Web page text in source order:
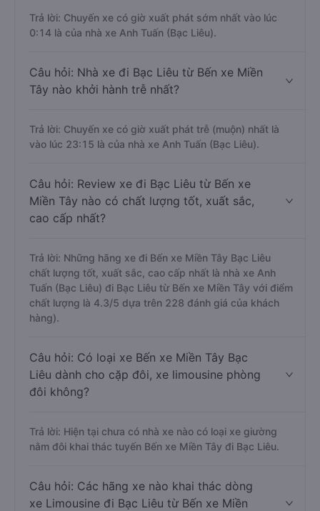
Trả lời: Chuyến xe có giờ xuất phát sớm nhất vào lúc
0:14 là của nhà xe Anh Tuấn (Bạc Liêu).
Câu hỏi: Nhà xe đi Bạc Liêu từ Bến xe Miền
Tây nào khởi hành trễ nhất?
Trả lời: Chuyến xe có giờ xuất phát trễ (muộn) nhất là
vào lúc 23:15 là của nhà xe Anh Tuấn (Bạc Liêu).
Câu hỏi: Review xe đi Bạc Liêu từ Bến xe
Miền Tây nào có chất lượng tốt, xuất sắc,
cao cấp nhất?
Trả lời: Những hãng xe đi Bến xe Miền Tây Bạc Liêu
chất lượng tốt, xuất sắc, cao cấp nhất là nhà xe Anh
Tuấn (Bạc Liêu) đi Bạc Liêu từ Bến xe Miền Tây với điểm
chất lượng là 4.3/5 dựa trên 228 đánh giá của khách
hàng).
Câu hỏi: Có loại xe Bến xe Miền Tây Bạc
Liêu dành cho cặp đôi, xe limousine phòng
đôi không?
Trả lời: Hiện tại chưa có nhà xe nào có loại xe giường
nằm đôi khai thác tuyến Bến xe Miền Tây đi Bạc Liêu.
Câu hỏi: Các hãng xe nào khai thác dòng
xe Limousine đi Bạc Liêu từ Bến xe Miền